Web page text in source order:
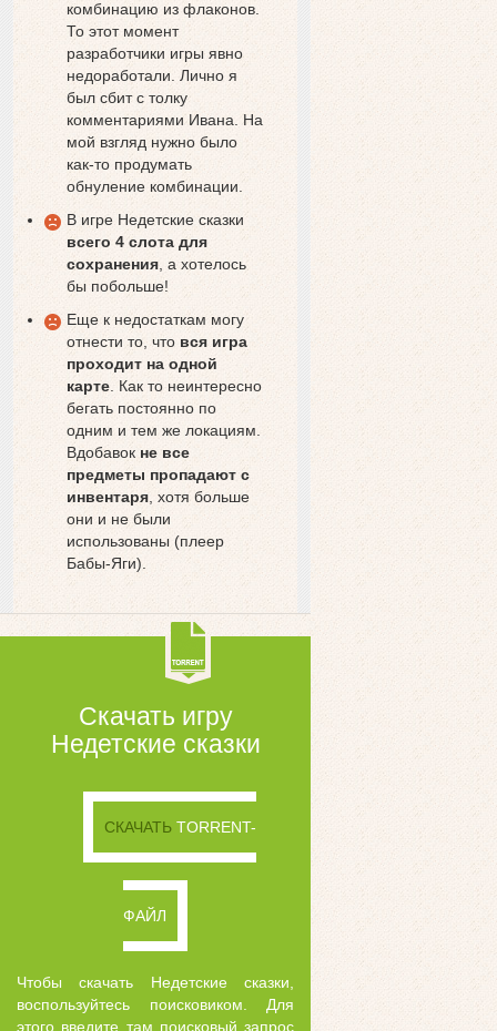
комбинацию из флаконов.
То этот момент
разработчики игры явно
недоработали. Лично я
был сбит с толку
комментариями Ивана. На
мой взгляд нужно было
как-то продумать
обнуление комбинации.
В игре Недетские сказки
всего 4 слота для
сохранения , а хотелось
бы побольше!
Еще к недостаткам могу
отнести то, что вся игра
проходит на одной
карте . Как то неинтересно
бегать постоянно по
одним и тем же локациям.
Вдобавок не все
предметы пропадают с
инвентаря , хотя больше
они и не были
использованы (плеер
Бабы-Яги).
Скачать игру
Недетские сказки
СКАЧАТЬ TORRENT-
ФАЙЛ
Чтобы скачать Недетские сказки,
воспользуйтесь поисковиком. Для
этого введите там поисковый запрос